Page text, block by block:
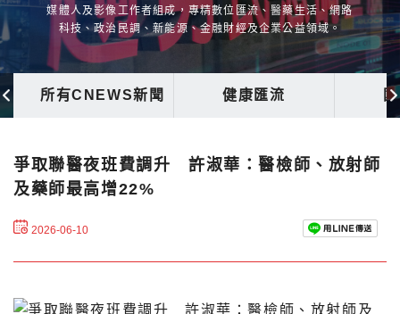
媒體人及影像工作者組成，專精數位匯流、醫藥生活、網路
科技、政治民調、新能源、金融財經及企業公益領域。
所有CNEWS新聞 健康匯流
爭取聯醫夜班費調升 許淑華：醫檢師、放射師
及藥師最高增22%
2026-06-10